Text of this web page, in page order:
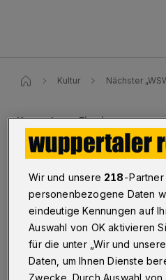
Kultur Nächster
Kostenloser Eintritt
Nächster
am Donnerstag
Wuppertal· Die Wuppertaler
ins Von der Heydt-Museum
„WSW-Kunstabend“ findet
2025) statt. Von 17 bis 20
Besucherinnen und
Wir und unsere 218-
personenbezogene Daten
eindeutige Kennungen auf
Auswahl von OK aktivieren
für die unter „Wir und
Daten, um Ihnen Dienste